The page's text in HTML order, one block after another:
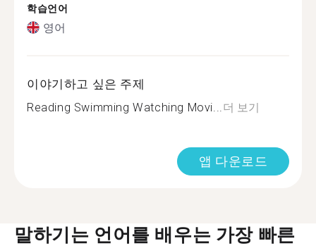
학습언어
영어
이야기하고 싶은 주제
Reading Swimming Watching Movi... 더 보기
앱 다운로드
말하기는 언어를 배우는 가장 빠른